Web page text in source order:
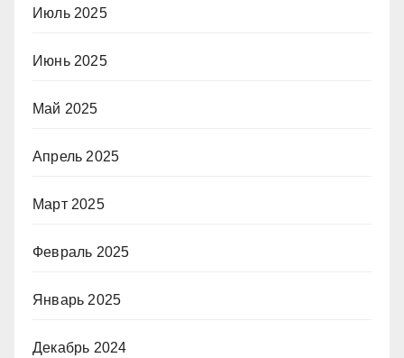
Июль 2025
Июнь 2025
Май 2025
Апрель 2025
Март 2025
Февраль 2025
Январь 2025
Декабрь 2024